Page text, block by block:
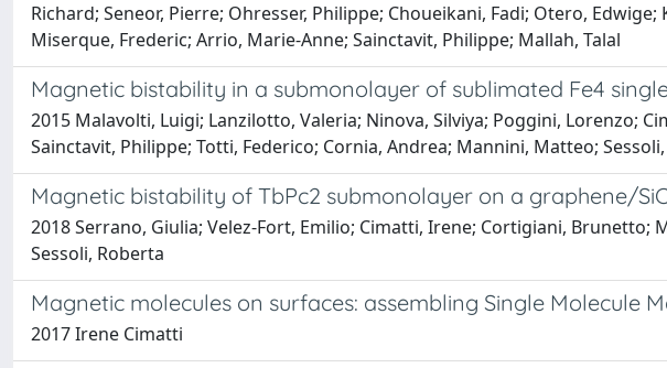
Richard; Seneor, Pierre; Ohresser, Philippe; Choueikani, Fadi; Otero,
Miserque, Frederic; Arrio, Marie-Anne; Sainctavit, Philippe; Mallah, Talal
Magnetic bistability in a submonolayer of sublimated Fe4
2015 Malavolti, Luigi; Lanzilotto, Valeria; Ninova, Silviya; Poggini, Lorenzo;
Sainctavit, Philippe; Totti, Federico; Cornia, Andrea; Mannini, Matteo;
Magnetic bistability of TbPc2 submonolayer on a graphene/
2018 Serrano, Giulia; Velez-Fort, Emilio; Cimatti, Irene; Cortigiani,
Sessoli, Roberta
Magnetic molecules on surfaces: assembling Single Molecule
2017 Irene Cimatti